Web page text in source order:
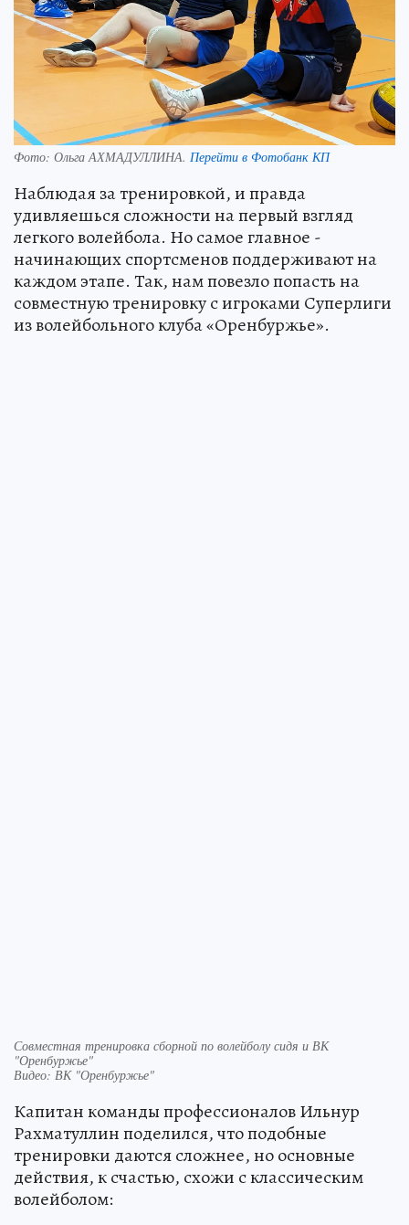
Фото: Ольга АХМАДУЛЛИНА. Перейти в Фотобанк КП
Наблюдая за тренировкой, и правда
удивляешься сложности на первый взгляд
легкого волейбола. Но самое главное -
начинающих спортсменов поддерживают на
каждом этапе. Так, нам повезло попасть на
совместную тренировку с игроками Суперлиги
из волейбольного клуба «Оренбуржье».
Совместная тренировка сборной по волейболу сидя и ВК
"Оренбуржье"
Видео: ВК "Оренбуржье"
Капитан команды профессионалов Ильнур
Рахматуллин поделился, что подобные
тренировки даются сложнее, но основные
действия, к счастью, схожи с классическим
волейболом: